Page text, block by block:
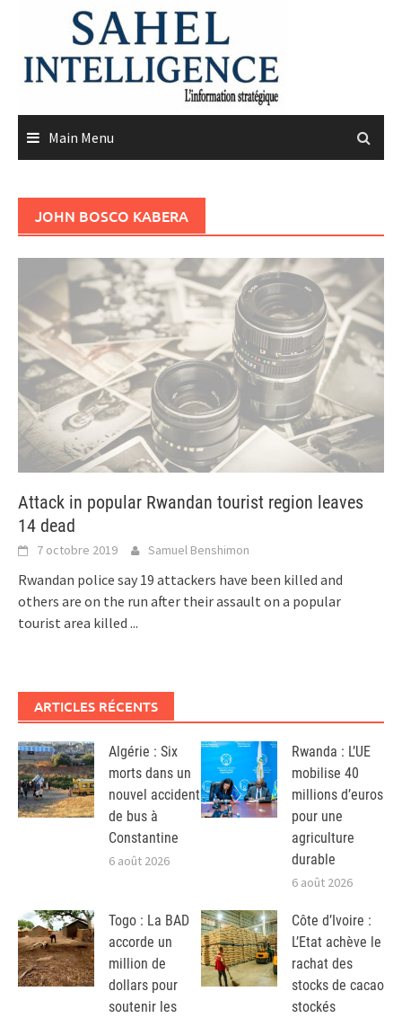
content
Main Menu
JOHN BOSCO KABERA
Attack in popular Rwandan tourist region leaves
14 dead
7 octobre 2019 Samuel Benshimon
Rwandan police say 19 attackers have been killed and
others are on the run after their assault on a popular
tourist area killed ...
ARTICLES RÉCENTS
Algérie : Six
morts dans un
nouvel accident
de bus à
Constantine
6 août 2026
Rwanda : L’UE
mobilise 40
millions d’euros
pour une
agriculture
durable
6 août 2026
Togo : La BAD
accorde un
million de
dollars pour
soutenir les
Côte d’Ivoire :
L’Etat achève le
rachat des
stocks de cacao
stockés